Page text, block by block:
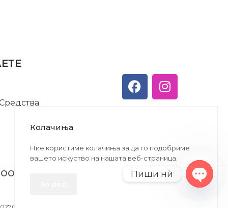
Колачиња
Ние користиме колачиња за да го подобриме
вашето искуство на нашата веб-страница.
Пиши нѝ